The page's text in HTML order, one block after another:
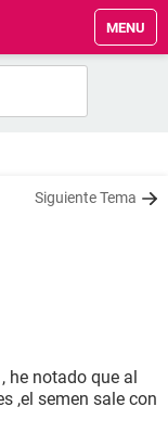
MENU
Siguiente Tema
he notado que al
,el semen sale con